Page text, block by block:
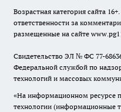
Возрастная категория сайта
ответственности за
размещенные на сайте
Свидетельство ЭЛ № ФС 77-
Федеральной службой по
технологий и массовых
«На информационном ресурсе
технологии (информационные